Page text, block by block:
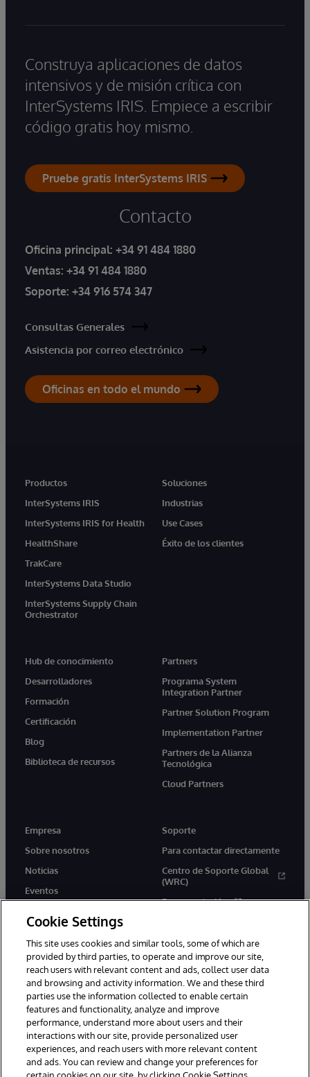
Construya aplicaciones de datos
intensivos y de misión crítica con
InterSystems IRIS. Empiece a escribir
código gratis hoy mismo.
Pruebe gratis InterSystems IRIS
Contacto
Oficina principal: +34 91 484 1880
Ventas: +34 91 484 1880
Soporte: +34 916 574 347
Consultas Generales
Asistencia por correo electrónico
Oficinas en todo el mundo
Productos
InterSystems IRIS
InterSystems IRIS for Health
HealthShare
TrakCare
InterSystems Data Studio
InterSystems Supply Chain
Orchestrator
Soluciones
Industrias
Use Cases
Éxito de los clientes
Hub de conocimiento
Desarrolladores
Formación
Certificación
Blog
Biblioteca de recursos
Partners
Programa System
Integration Partner
Partner Solution Program
Implementation Partner
Partners de la Alianza
Tecnológica
Cloud Partners
Empresa
Sobre nosotros
Noticias
Eventos
Soporte
Para contactar directamente
Centro de Soporte Global
(WRC)
Documentación
1996-2026 InterSystems Corporation, Boston, MA. Todos los
derechos reservados.
Avisos/Términos y condiciones
Declaración de privacidad
Garantía de devolución
Accesibilidad
Cookie Settings
This site uses cookies and similar tools, some of which are
provided by third parties, to operate and improve our site,
reach users with relevant content and ads, collect user data
and browsing and activity information. We and these third
parties use the information collected to enable certain
features and functionality, analyze and improve
performance, understand more about users and their
interactions with our site, provide personalized user
experiences, and reach users with more relevant content
and ads. You can review and change your preferences for